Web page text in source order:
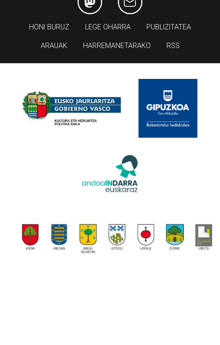
HONI BURUZ LEGE OHARRA PUBLIZITATEA
ARAUAK HARREMANETARAKO RSS